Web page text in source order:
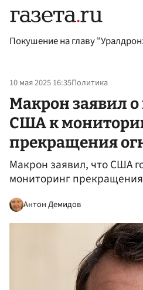
Покушение на главу
10 мая 2025 16:35Политика
Макрон заявил о
США к
прекращения
Макрон заявил, что США
мониторинг
Антон Демидов